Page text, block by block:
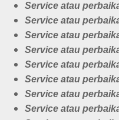
Service atau
Service atau
Service atau
Service atau
Service atau
Service atau
Service atau
Service atau